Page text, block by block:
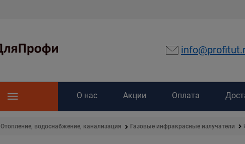
О нас Акции Оплата
Отопление, водоснабжение, канализация Газовые инфракрасные излучатели